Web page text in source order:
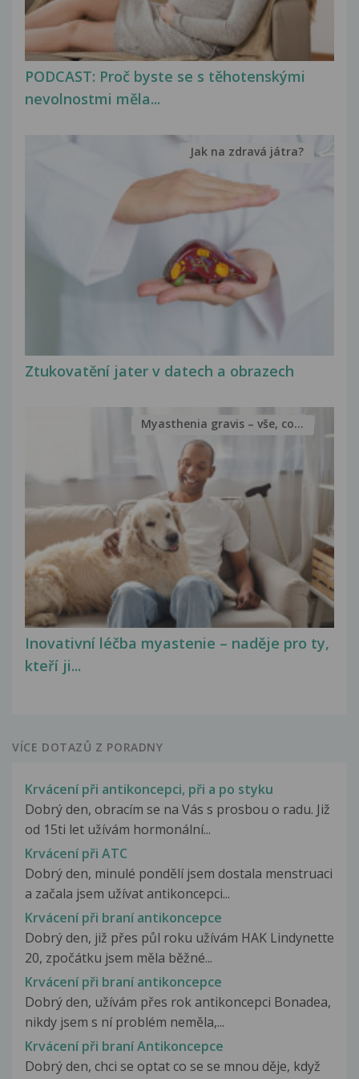
PODCAST: Proč byste se s těhotenskými
nevolnostmi měla...
Ztukovatění jater v datech a obrazech
Jak na zdravá játra?
Inovativní léčba myastenie – naděje pro ty,
kteří ji...
Myasthenia gravis – vše, co...
VÍCE DOTAZŮ Z PORADNY
Krvácení při antikoncepci, při a po styku
Dobrý den, obracím se na Vás s prosbou o radu. Již
od 15ti let užívám hormonální...
Krvácení při ATC
Dobrý den, minulé pondělí jsem dostala menstruaci
a začala jsem užívat antikoncepci...
Krvácení při braní antikoncepce
Dobrý den, již přes půl roku užívám HAK Lindynette
20, zpočátku jsem měla běžné...
Krvácení při braní antikoncepce
Dobrý den, užívám přes rok antikoncepci Bonadea,
nikdy jsem s ní problém neměla,...
Krvácení při braní Antikoncepce
Dobrý den, chci se optat co se se mnou děje, když